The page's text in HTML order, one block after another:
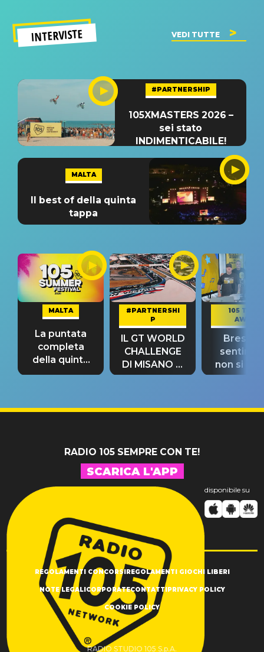
INTERVISTE VEDI TUTTE
#PARTNERSHIP
105XMASTERS 2026 –
sei stato
INDIMENTICABILE!
MALTA
Il best of della quinta
tappa
MALTA
La puntata
completa
della quinta
tappa
#PARTNERSHI
P
IL GT WORLD
CHALLENGE
DI MISANO si
riconferma
105 TAKE
AWAY
Bresh:
non si
fino alla
RADIO 105 SEMPRE CON TE!
SCARICA L'APP
disponibile su
REGOLAMENTI CONCORSIREGOLAMENTI GIOCHI LIBERI
NOTE LEGALICORPORATECONTATTIPRIVACY POLICY
COOKIE POLICY
RADIO STUDIO 105 S.p.A.